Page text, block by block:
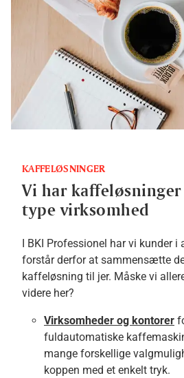
KAFFELØSNINGER
Vi har
type virksomhed
I BKI Professionel har vi kunder i
forstår derfor at sammensætte
kaffeløsning til jer. Måske vi
videre her?
Virksomheder og kontorer
fuldautomatiske
mange forskellige
koppen med et enkelt tryk.